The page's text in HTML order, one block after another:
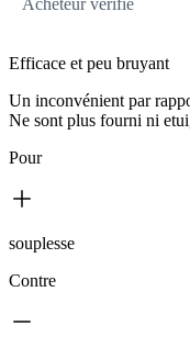
Acheteur vérifié
Efficace et peu bruyant
Un inconvénient par
Ne sont plus fourni ni
Pour
souplesse
Contre